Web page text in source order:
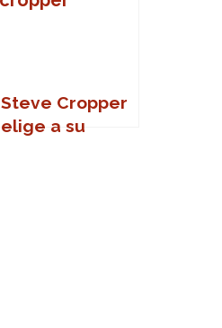
Steve Cropper
elige a su